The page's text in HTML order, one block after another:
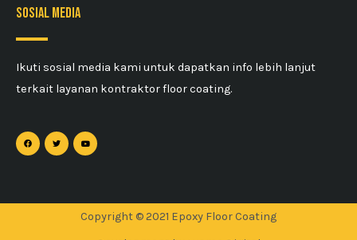
sosial media
Ikuti sosial media kami untuk dapatkan info lebih lanjut
terkait layanan kontraktor floor coating.
Copyright © 2021 Epoxy Floor Coating